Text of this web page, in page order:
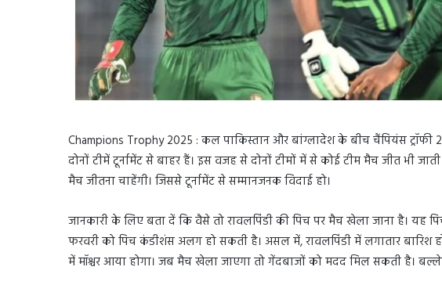
Champions Trophy 2025 : कल पाकिस्तान और बांग्लादेश के बीच चैंपियंस
दोनों टीमें टूर्नामेंट से बाहर हैं। इस वजह से दोनों टीमों में से कोई टीम मैच जीत भी
मैच जीतना चाहेंगी। जिससे टूर्नामेंट से सम्मानजनक विदाई हो।
जानकारी के लिए बता दें कि वैसे तो रावलपिंडी की पिच पर मैच खेला जाना है। यह
फरवरी को पिच कंडीशंस अलग हो सकती है। असल में, रावलपिंडी में लगातार बारिश
में मॉश्चर आया होगा। जब मैच खेला जाएगा तो गेंदबाजों को मदद मिल सकती है।